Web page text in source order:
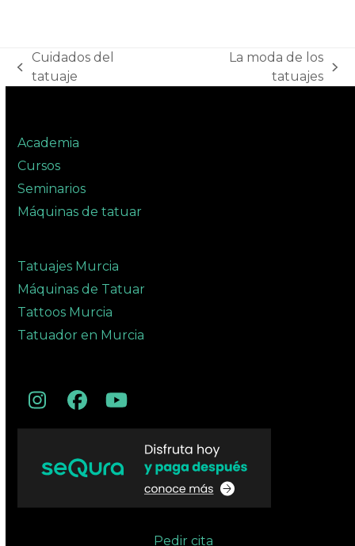
previous
Cuidados del
tatuaje
La moda de los
tatuajes
Academia
Cursos
Seminarios
Máquinas de tatuar
Tatuajes Murcia
Máquinas de Tatuar
Tattoos Murcia
Tatuador en Murcia
Instagram
Facebook
YouTube
Pedir cita